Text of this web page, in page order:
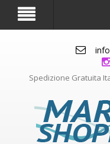
Spedizione Gratuita